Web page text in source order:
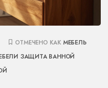
ОТМЕЧЕНО КАК МЕБЕЛЬ
ЗАЩИТА ВАННОЙ